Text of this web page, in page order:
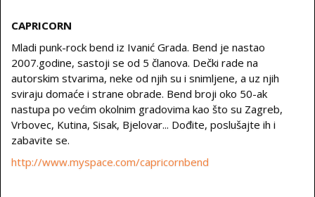
CAPRICORN
Mladi punk-rock bend iz Ivanić Grada. Bend je nastao
2007.godine, sastoji se od 5 članova. Dečki rade na
autorskim stvarima, neke od njih su i snimljene, a uz njih
sviraju domaće i strane obrade. Bend broji oko 50-ak
nastupa po većim okolnim gradovima kao što su Zagreb,
Vrbovec, Kutina, Sisak, Bjelovar... Dođite, poslušajte ih i
zabavite se.
http://www.myspace.com/capricornbend